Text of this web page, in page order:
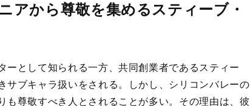
アから尊敬を集めるスティーブ・
ーとして知られる一方、共同創業者であるスティー
サブキャラ扱いをされる。しかし、シリコンバレーの
も尊敬すべき人とされることが多い。その理由は、彼